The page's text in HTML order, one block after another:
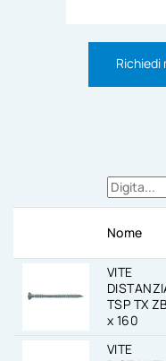
Richiedi
Nome
VITE
TSP TX
x 160
VITE